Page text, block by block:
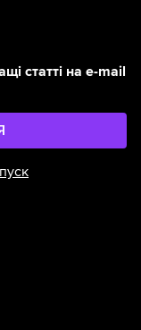
статті на e-mail